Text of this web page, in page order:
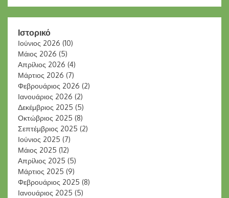
Ιστορικό
Ιούνιος 2026 (10)
Μάιος 2026 (5)
Απρίλιος 2026 (4)
Μάρτιος 2026 (7)
Φεβρουάριος 2026 (2)
Ιανουάριος 2026 (2)
Δεκέμβριος 2025 (5)
Οκτώβριος 2025 (8)
Σεπτέμβριος 2025 (2)
Ιούνιος 2025 (7)
Μάιος 2025 (12)
Απρίλιος 2025 (5)
Μάρτιος 2025 (9)
Φεβρουάριος 2025 (8)
Ιανουάριος 2025 (5)